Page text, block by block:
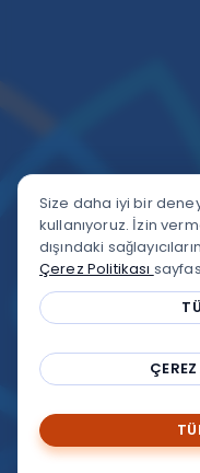
Google Yorumları
★★★★★4,9/5
Size daha iyi bir
kullanıyoruz. İzin
dışındaki
Çerez Politikası